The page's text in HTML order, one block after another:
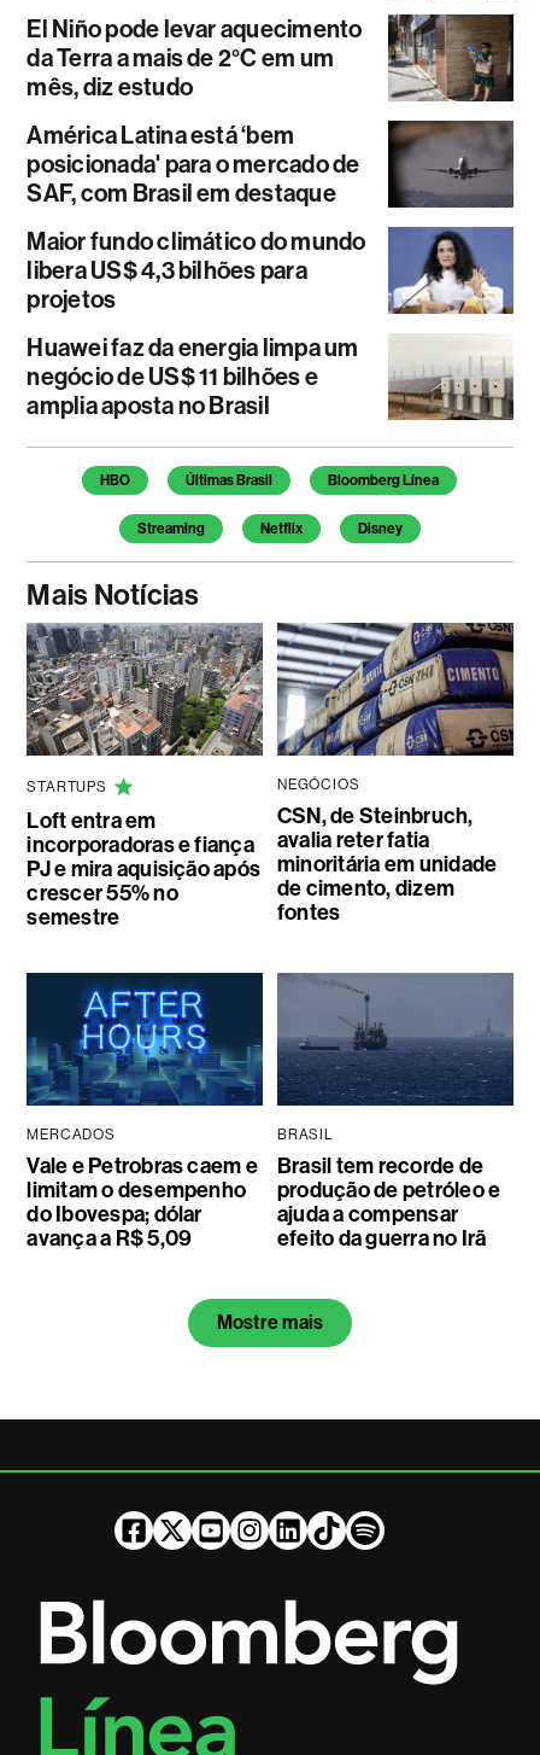
El Niño pode levar aquecimento
da Terra a mais de 2°C em um
mês, diz estudo
América Latina está ‘bem
posicionada' para o mercado de
SAF, com Brasil em destaque
Maior fundo climático do mundo
libera US$ 4,3 bilhões para
projetos
Huawei faz da energia limpa um
negócio de US$ 11 bilhões e
amplia aposta no Brasil
Temas deste artigo
HBO Últimas Brasil Bloomberg Línea
Streaming Netflix Disney
Mais Notícias
STARTUPS
Loft entra em
incorporadoras e fiança
PJ e mira aquisição após
crescer 55% no
semestre
NEGÓCIOS
CSN, de Steinbruch,
avalia reter fatia
minoritária em unidade
de cimento, dizem
fontes
MERCADOS
Vale e Petrobras caem e
limitam o desempenho
do Ibovespa; dólar
avança a R$ 5,09
BRASIL
Brasil tem recorde de
produção de petróleo e
ajuda a compensar
efeito da guerra no Irã
Mostre mais